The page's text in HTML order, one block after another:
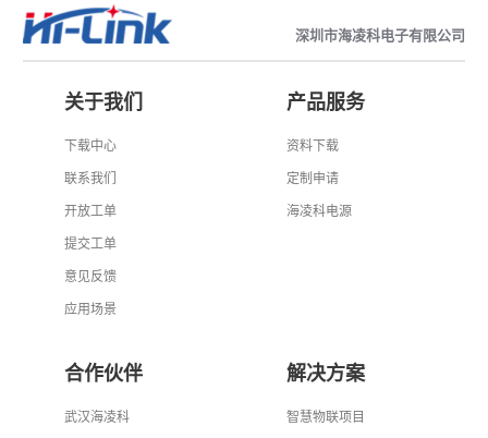
深圳市海凌科电子有限公司
关于我们
下载中心
联系我们
开放工单
提交工单
意见反馈
应用场景
产品服务
资料下载
定制申请
海凌科电源
合作伙伴
武汉海凌科
解决方案
智慧物联项目